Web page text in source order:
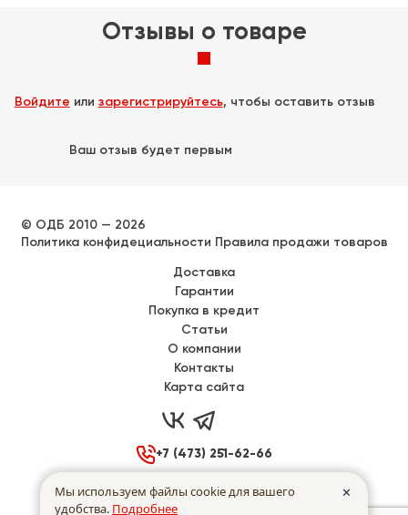
Отзывы о товаре
Войдите или зарегистрируйтесь, чтобы оставить отзыв
Ваш отзыв будет первым
© ОДБ 2010 — 2026
Политика конфидециальности Правила продажи товаров
Доставка
Гарантии
Покупка в кредит
Статьи
О компании
Контакты
Карта сайта
 
+7 (473) 251-62-66
Воронеж, Донбасская 40
Мы используем файлы cookie для вашего
удобства. Подробнее
✕